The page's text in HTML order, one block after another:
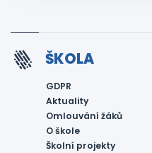
ŠKOLA
GDPR
Aktuality
Omlouvání žáků
O škole
Školní projekty